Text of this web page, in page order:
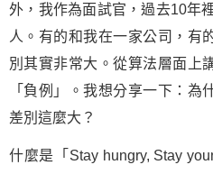
外，我作為面試官，過去10年
人。有的和我在一家公司，有
別其實非常大。從算法層面上
「負例」。我想分享一下：為
差別這麼大？
什麼是「Stay hungry, Stay